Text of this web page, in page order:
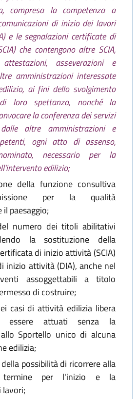
compresa la competenza a
di inizio dei lavori
e le segnalazioni certificate di
che contengono altre SCIA,
attestazioni, asseverazioni e
amministrazioni interessate
ai fini dello svolgimento
loro spettanza, nonché la
la conferenza dei servizi
altre amministrazioni e
ogni atto di assenso,
necessario per la
edilizio;
della funzione consultiva
per la qualità
paesaggio;
numero dei titoli abilitativi
la sostituzione della
di inizio attività (SCIA)
inizio attività (DIA), anche nel
assoggettabili a titolo
di costruire;
casi di attività edilizia libera
essere attuati senza la
Sportello unico di alcuna
edilizia;
possibilità di ricorrere alla
termine per l'inizio e la